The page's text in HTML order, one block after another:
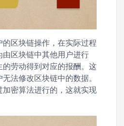
的区块链操作，在实际过程
由区块链中其他用户进行
的劳动得到对应的报酬。这
法修改区块链中的数据。
加密算法进行的，这就实现